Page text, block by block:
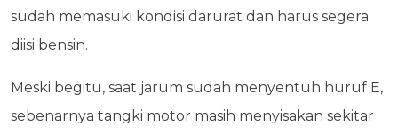
sudah memasuki kondisi darurat dan harus segera
diisi bensin.
Meski begitu, saat jarum sudah menyentuh huruf E,
sebenarnya tangki motor masih menyisakan sekitar